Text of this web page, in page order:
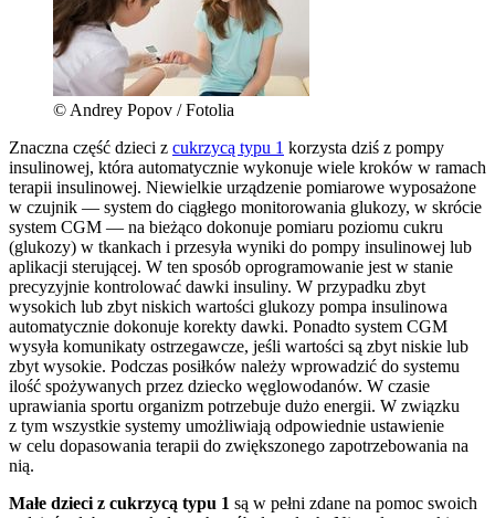
© Andrey Popov / Fotolia
Znaczna część dzieci z cukrzycą typu 1 korzysta dziś z pompy
insulinowej, która automatycznie wykonuje wiele kroków w ramach
terapii insulinowej. Niewielkie urządzenie pomiarowe wyposażone
w czujnik — system do ciągłego monitorowania glukozy, w skrócie
system CGM — na bieżąco dokonuje pomiaru poziomu cukru
(glukozy) w tkankach i przesyła wyniki do pompy insulinowej lub
aplikacji sterującej. W ten sposób oprogramowanie jest w stanie
precyzyjnie kontrolować dawki insuliny. W przypadku zbyt
wysokich lub zbyt niskich wartości glukozy pompa insulinowa
automatycznie dokonuje korekty dawki. Ponadto system CGM
wysyła komunikaty ostrzegawcze, jeśli wartości są zbyt niskie lub
zbyt wysokie. Podczas posiłków należy wprowadzić do systemu
ilość spożywanych przez dziecko węglowodanów. W czasie
uprawiania sportu organizm potrzebuje dużo energii. W związku
z tym wszystkie systemy umożliwiają odpowiednie ustawienie
w celu dopasowania terapii do zwiększonego zapotrzebowania na
nią.
Małe dzieci z cukrzycą typu 1 są w pełni zdane na pomoc swoich